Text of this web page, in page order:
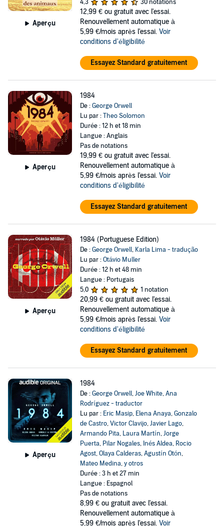
Aperçu
4,3
30 notations
12,99 € ou gratuit avec l'essai.
Renouvellement automatique à
5,99 €/mois après l'essai. Voir
conditions d'éligibilité
Essayez Standard gratuitement
Aperçu
1984
De :George Orwell
Lu par :Theo Solomon
Durée : 12 h et 18 min
Langue : Anglais
Pas de notations
19,99 € ou gratuit avec l'essai.
Renouvellement automatique à
5,99 €/mois après l'essai. Voir
conditions d'éligibilité
Essayez Standard gratuitement
Aperçu
1984 (Portuguese Edition)
De :George Orwell, Karla Lima - tradução
Lu par :Otávio Muller
Durée : 12 h et 48 min
Langue : Portugais
5,0
1 notation
20,99 € ou gratuit avec l'essai.
Renouvellement automatique à
5,99 €/mois après l'essai. Voir
conditions d'éligibilité
Essayez Standard gratuitement
Aperçu
1984
De :George Orwell,Joe White,Ana
Rodríguez - traductor
Lu par : Eric Masip, Elena Anaya,Gonzalo
de Castro,Victor Clavijo,Javier Lago,
Armando Pita, Laura Martín,Jorge
Puerta, Pilar Nogales, Inés Aldea, Rocio
Agost,Olaya Calderas,Agustín Otón,
Mateo Medina,y otros
Durée : 3 h et 27 min
Langue : Espagnol
Pas de notations
8,99 € ou gratuit avec l'essai.
Renouvellement automatique à
5,99 €/mois après l'essai. Voir